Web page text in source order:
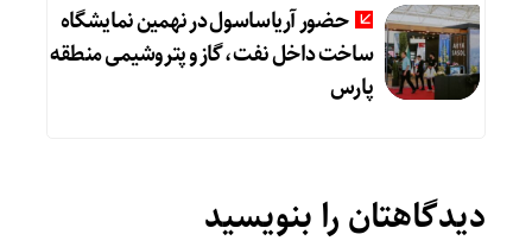
حضور آریاساسول در نهمین نمایشگاه
ساخت داخل نفت، گاز و پتروشیمی منطقه
پارس
دیدگاهتان را بنویسید